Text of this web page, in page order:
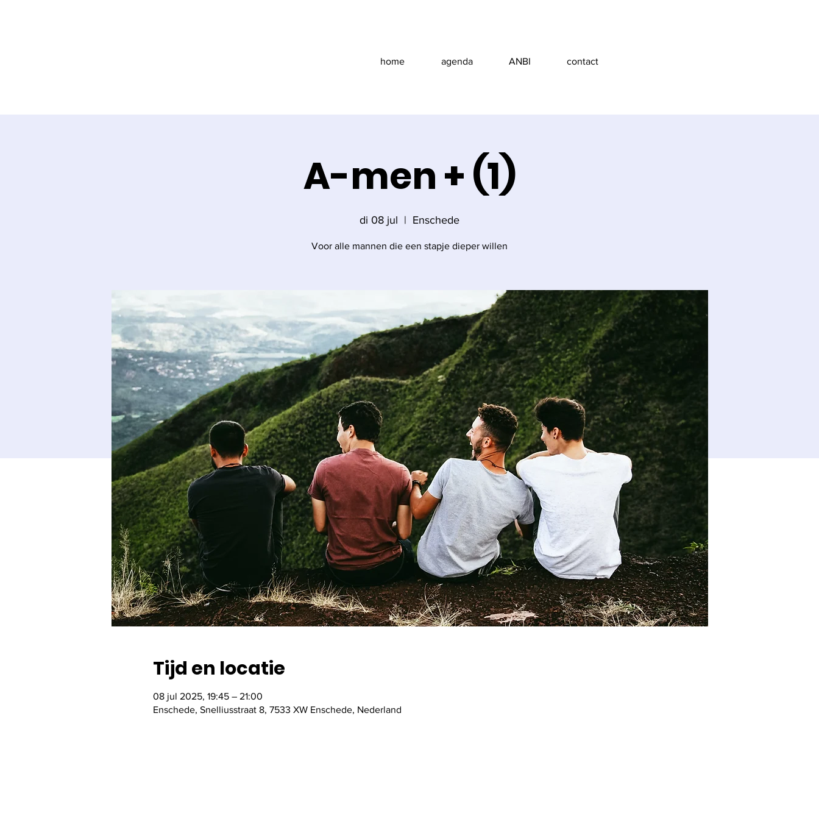
home agenda ANBI contact
A-men + (1)
di 08 jul
  |
Enschede
Voor alle mannen die een stapje dieper willen
Tijd en locatie
08 jul 2025, 19:45 – 21:00
Enschede, Snelliusstraat 8, 7533 XW Enschede, Nederland